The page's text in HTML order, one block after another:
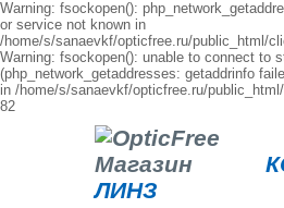
Warning: fsockopen():
or service not known in
/home/s/sanaevkf/opticfree.ru/public_html/
Warning: fsockopen(): unable to connect to
(php_network_getaddresses: getaddrinfo
in /home/s/sanaevkf/opticfree.ru/
82
Магазин
ЛИНЗ